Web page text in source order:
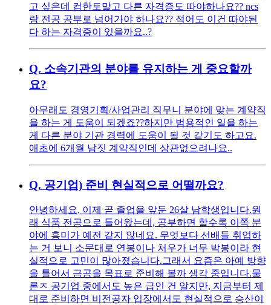
고 싶은데 컴한토말고 다른 자격증도 따야하나요?? ncs
랑 전공 공부로 넘어가야 하나요?? 적어도 이건 따야된
다 하는 자격증이 있을까요..?
Q. 소속기관의 분야를 유지하는 게 중요할까
요?
아무래도 경영기획/사업관리 직무니 분야에 맞는 계약직
을 하는 게 도움이 되겠죠?? ​ 하지만 범용적인 일을 하는
게 다른 분야 기관 경력에 도움이 될 것 같기도 하고요.
애초에 6개월 남짓 계약직인데 상관없으려나요..
Q. 공기업) 준비 현실적으로 어떨까요?
안녕하세요, 이제 곧 졸업을 앞둔 26살 남학생입니다. ​ 원
래 식품 전공으로 들어왔는데, 공부하면 할수록 이쪽 분
야에 흥미가 예전 같지 않네요. 무엇보다 선배들 취업하
는 거 보니 소문대로 연봉이나 처우가 너무 박봉이라 현
실적으로 고민이 많아졌습니다. ​ 그래서 요즘은 아예 방향
을 틀어서 금공을 목표로 준비해 볼까 생각 중입니다. ​ 물
론ㅈ 공기업 중에서도 높은 급인 건 알지만, 지금부터 제
대로 준비하면 비전공자 입장에서도 현실적으로 승산이